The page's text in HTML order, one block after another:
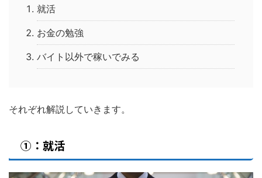
就活
お金の勉強
バイト以外で稼いでみる
それぞれ解説していきます。
①：就活